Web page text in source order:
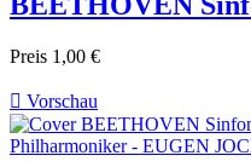
Preis 1,00 €
 Vorschau